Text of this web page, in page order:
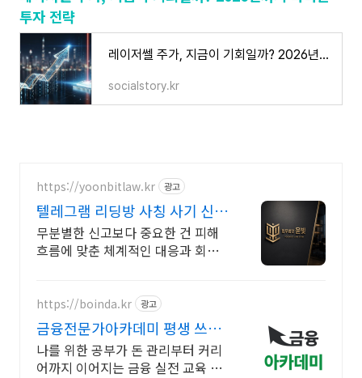
투자 전략
레이저쎌 주가, 지금이 기회일까? 2026년까지 바라본 투자 전략
socialstory.kr
https://yoonbitlaw.kr 광고
텔레그램 리딩방 사칭 사기 신속
피해회복 대응 지원
무분별한 신고보다 중요한 건 피해
흐름에 맞춘 체계적인 대응과 회수
https://boinda.kr 광고
금융전문가아카데미 평생 쓰는
돈 관리 습관
나를 위한 공부가 돈 관리부터 커리
어까지 이어지는 금융 실전 교육 직